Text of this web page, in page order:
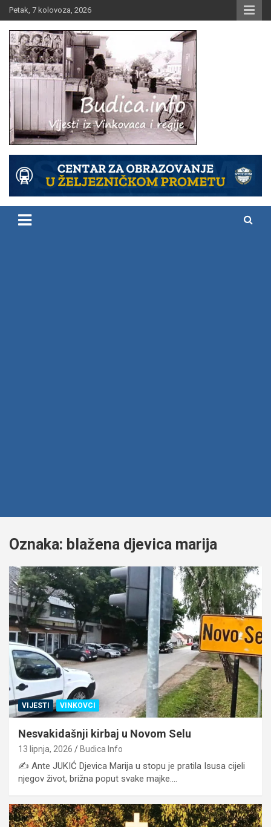
Skip
to
content
Petak, 7 kolovoza, 2026
Budica.info
Oznaka: blažena djevica marija
VIJESTI VINKOVCI
Nesvakidašnji kirbaj u Novom Selu
13 lipnja, 2026 Budica Info
✍️ Ante JUKIĆ Djevica Marija u stopu je pratila Isusa cijeli
njegov život, brižna poput svake majke.…